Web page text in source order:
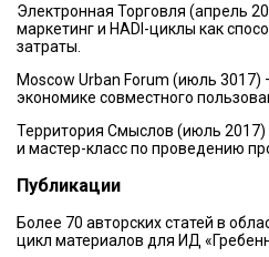
Электронная Торговля (апрель
маркетинг и HADI-циклы как
затраты.
Moscow Urban Forum (июль 3017)
экономике совместного
Территория Смыслов (июль
и мастер-класс по проведению
Публикации
Более 70 авторских статей в
цикл материалов для ИД